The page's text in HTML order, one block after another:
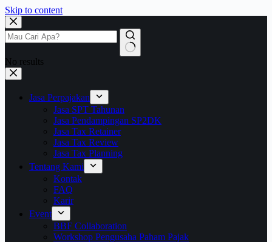
Skip to content
No results
Jasa Perpajakan
Jasa SPT Tahunan
Jasa Pendampingan SP2DK
Jasa Tax Retainer
Jasa Tax Review
Jasa Tax Planning
Tentang Kami
Kontak
FAQ
Karir
Event
BBF Collaboration
Workshop Pengusaha Paham Pajak